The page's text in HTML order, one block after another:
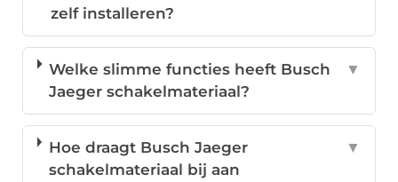
zelf installeren?
Welke slimme functies heeft Busch
Jaeger schakelmateriaal?
▼
Hoe draagt Busch Jaeger
schakelmateriaal bij aan
▼